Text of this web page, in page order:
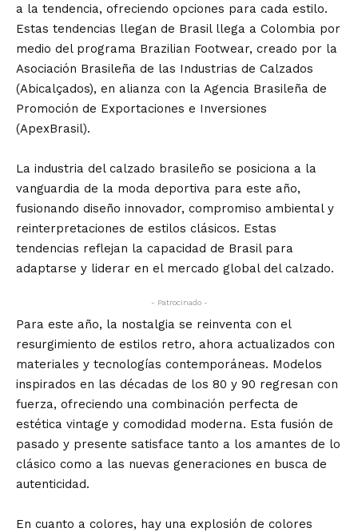
a la tendencia, ofreciendo opciones para cada estilo.
Estas tendencias llegan de Brasil llega a Colombia por
medio del programa Brazilian Footwear, creado por la
Asociación Brasileña de las Industrias de Calzados
(Abicalçados), en alianza con la Agencia Brasileña de
Promoción de Exportaciones e Inversiones
(ApexBrasil).
La industria del calzado brasileño se posiciona a la
vanguardia de la moda deportiva para este año,
fusionando diseño innovador, compromiso ambiental y
reinterpretaciones de estilos clásicos. Estas
tendencias reflejan la capacidad de Brasil para
adaptarse y liderar en el mercado global del calzado.
- Patrocinado -
Para este año, la nostalgia se reinventa con el
resurgimiento de estilos retro, ahora actualizados con
materiales y tecnologías contemporáneas. Modelos
inspirados en las décadas de los 80 y 90 regresan con
fuerza, ofreciendo una combinación perfecta de
estética vintage y comodidad moderna. Esta fusión de
pasado y presente satisface tanto a los amantes de lo
clásico como a las nuevas generaciones en busca de
autenticidad.
En cuanto a colores, hay una explosión de colores